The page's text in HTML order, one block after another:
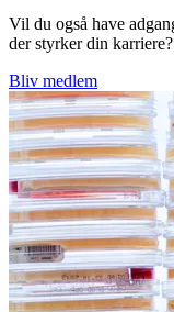
Vil du også have
der styrker din karriere?
Bliv medlem